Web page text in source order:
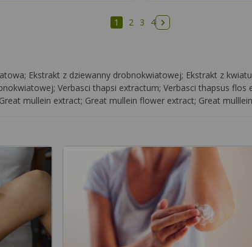
1 2 3 4 Następna strona
Ekstrakt z dziewanny drobnokwiatowej; Ekstrakt z
Verbasci thapsi extractum; Verbasci thapsus flos
mullein extract; Great mullein flower extract; Great